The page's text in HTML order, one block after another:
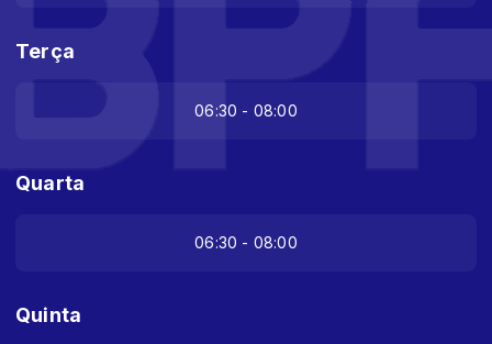
Terça
06:30 - 08:00
Quarta
06:30 - 08:00
Quinta